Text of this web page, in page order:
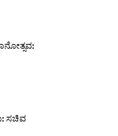
ಸಚಿವ